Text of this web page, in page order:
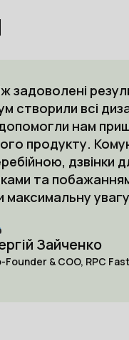
задоволені
створили всі
нам
продукту.
дзвінки
та
максимальну
Зайченко
Founder & COO, RPC Fast